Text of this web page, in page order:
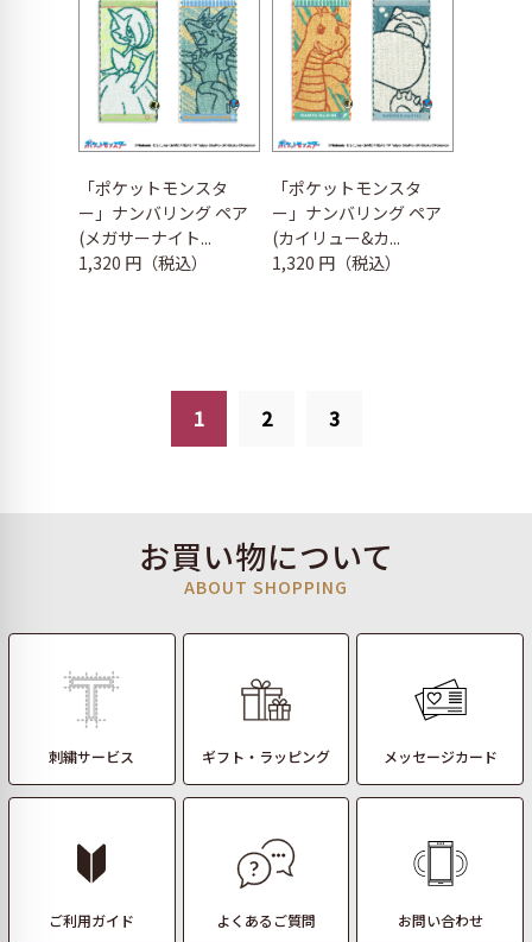
「ポケットモンスタ
ー」ナンバリング ペア
(メガサーナイト...
1,320 円（税込）
「ポケットモンスタ
ー」ナンバリング ペア
(カイリュー&カ...
1,320 円（税込）
1 2 3
お買い物について
ABOUT SHOPPING
刺繍サービス ギフト・ラッピング メッセージカード
ご利用ガイド よくあるご質問 お問い合わせ